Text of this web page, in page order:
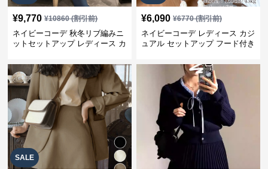
¥9,770 ¥10860(割引前)
ネイビーコーデ 秋冬リブ編みニ
ットセットアップ レディース カ
¥6,090 ¥6770(割引前)
ネイビーコーデ レディース カジ
ュアル セットアップ フード付き
SALE